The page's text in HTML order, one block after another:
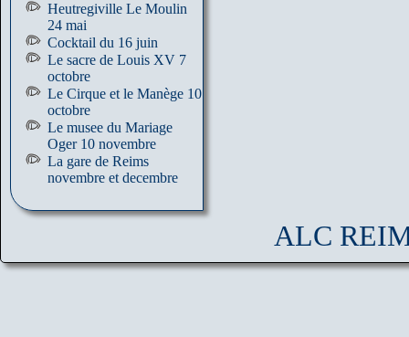
Heutregiville Le Moulin
24 mai
Cocktail du 16 juin
Le sacre de Louis XV 7
octobre
Le Cirque et le Manège 10
octobre
Le musee du Mariage
Oger 10 novembre
La gare de Reims
novembre et decembre
ALC